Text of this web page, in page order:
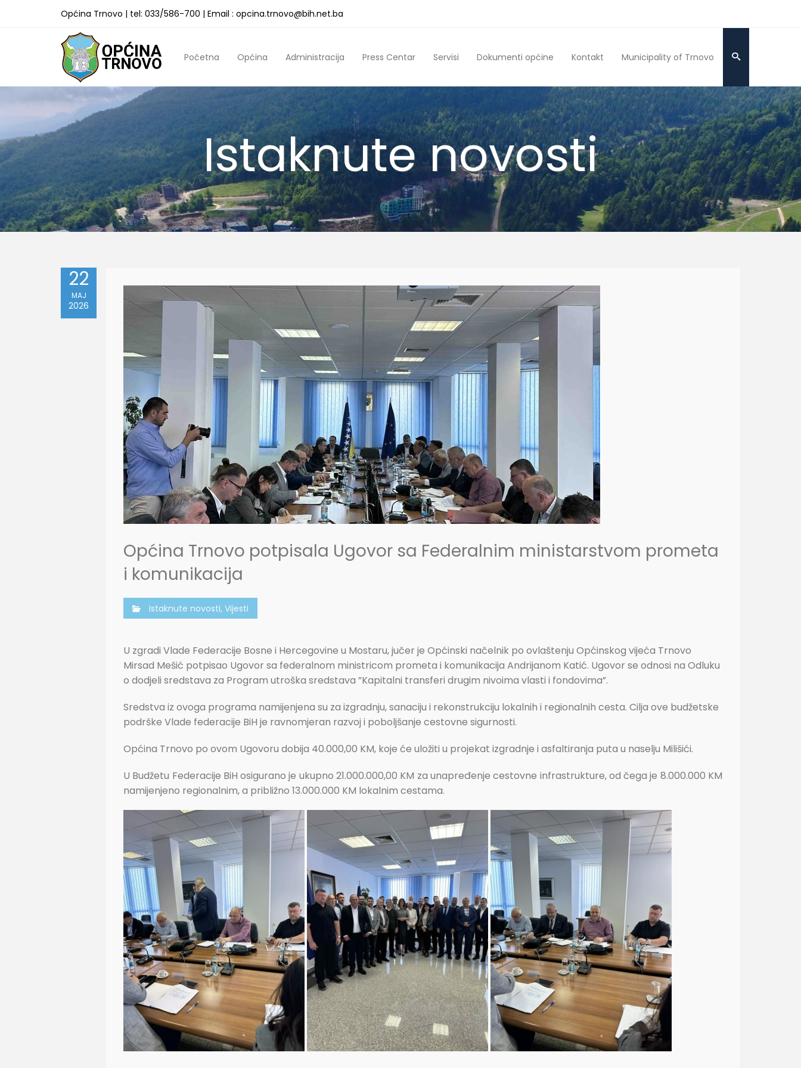
Općina Trnovo | tel: 033/586-700 | Email : opcina.trnovo@bih.net.ba
Početna Općina Administracija Press Centar Servisi Dokumenti općine Kontakt Municipality of Trnovo
Istaknute novosti
22
MAJ
2026
Općina Trnovo potpisala Ugovor sa Federalnim ministarstvom prometa
i komunikacija
Istaknute novosti, Vijesti
U zgradi Vlade Federacije Bosne i Hercegovine u Mostaru, jučer je Općinski načelnik po ovlaštenju Općinskog vijeća Trnovo
Mirsad Mešić potpisao Ugovor sa federalnom ministricom prometa i komunikacija Andrijanom Katić. Ugovor se odnosi na Odluku
o dodjeli sredstava za Program utroška sredstava ”Kapitalni transferi drugim nivoima vlasti i fondovima”.
Sredstva iz ovoga programa namijenjena su za izgradnju, sanaciju i rekonstrukciju lokalnih i regionalnih cesta. Cilja ove budžetske
podrške Vlade federacije BiH je ravnomjeran razvoj i poboljšanje cestovne sigurnosti.
Općina Trnovo po ovom Ugovoru dobija 40.000,00 KM, koje će uložiti u projekat izgradnje i asfaltiranja puta u naselju Milišići.
U Budžetu Federacije BiH osigurano je ukupno 21.000.000,00 KM za unapređenje cestovne infrastrukture, od čega je 8.000.000 KM
namijenjeno regionalnim, a približno 13.000.000 KM lokalnim cestama.